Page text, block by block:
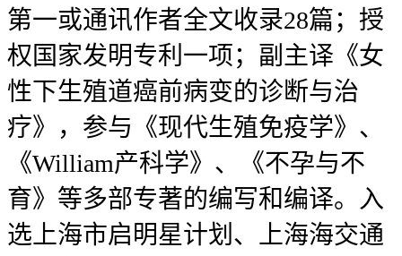
第一或通讯作者全文收录28篇；授
权国家发明专利一项；副主译《女
性下生殖道癌前病变的诊断与治
疗》，参与《现代生殖免疫学》、
《William产科学》、《不孕与不
育》等多部专著的编写和编译。入
选上海市启明星计划、上海海交通